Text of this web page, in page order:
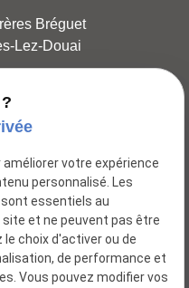
Bréguet
Lez-Douai
votre expérience
personnalisé. Les
essentiels au
et ne peuvent pas être
choix d'activer ou de
de performance et
Vous pouvez modifier vos